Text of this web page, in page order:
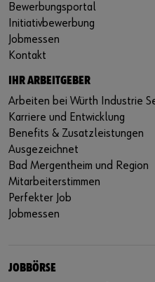
Bewerbungsportal
Initiativbewerbung
Jobmessen
Kontakt
IHR ARBEITGEBER
Arbeiten bei Würth Industrie
Karriere und Entwicklung
Benefits & Zusatzleistungen
Ausgezeichnet
Bad Mergentheim und Region
Mitarbeiterstimmen
Perfekter Job
Jobmessen
JOBBÖRSE